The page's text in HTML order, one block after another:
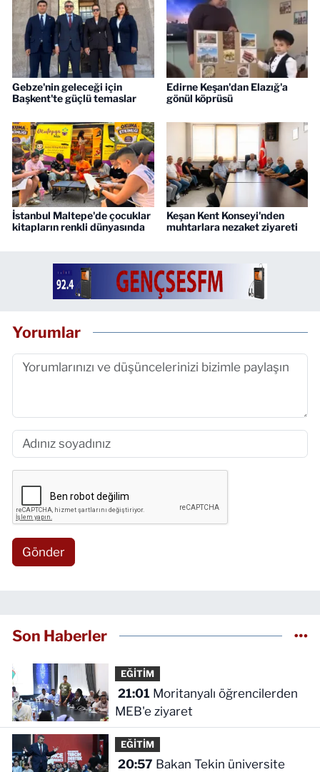
Gebze'nin geleceği için
Başkent'te güçlü temaslar
Edirne Keşan'dan Elazığ'a
gönül köprüsü
İstanbul Maltepe'de çocuklar
kitapların renkli dünyasında
Keşan Kent Konseyi'nden
muhtarlara nezaket ziyareti
Yorumlar
Gönder
Son Haberler
EĞİTİM
21:01
MEB'e ziyaret
EĞİTİM
20:57